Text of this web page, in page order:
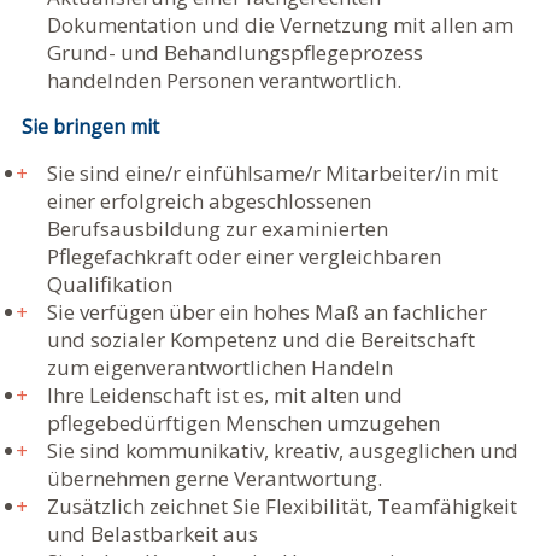
Dokumentation und die Vernetzung mit allen am
Grund- und Behandlungspflegeprozess
handelnden Personen verantwortlich.
Sie bringen mit
Sie sind eine/r einfühlsame/r Mitarbeiter/in mit
einer erfolgreich abgeschlossenen
Berufsausbildung zur examinierten
Pflegefachkraft oder einer vergleichbaren
Qualifikation
Sie verfügen über ein hohes Maß an fachlicher
und sozialer Kompetenz und die Bereitschaft
zum eigenverantwortlichen Handeln
Ihre Leidenschaft ist es, mit alten und
pflegebedürftigen Menschen umzugehen
Sie sind kommunikativ, kreativ, ausgeglichen und
übernehmen gerne Verantwortung.
Zusätzlich zeichnet Sie Flexibilität, Teamfähigkeit
und Belastbarkeit aus